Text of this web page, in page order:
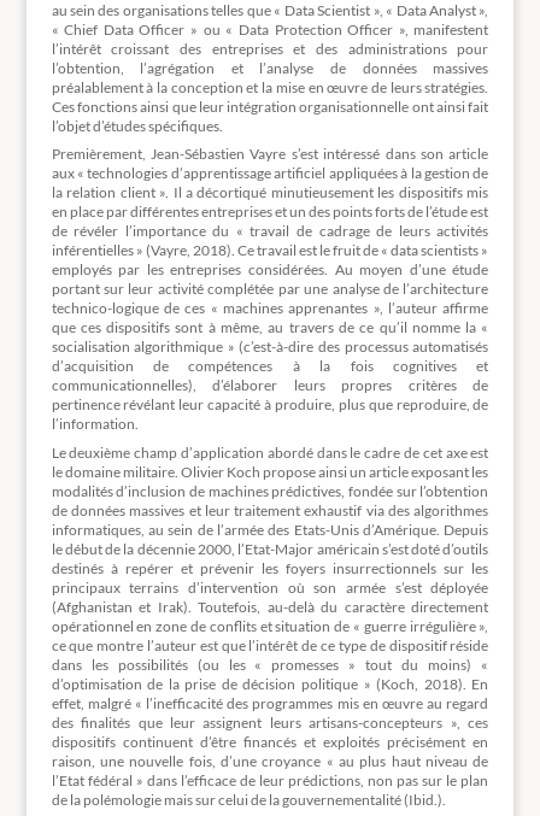
au sein des organisations telles que « Data Scientist », « Data Analyst »,
« Chief Data Officer » ou « Data Protection Officer », manifestent
l’intérêt croissant des entreprises et des administrations pour
l’obtention, l’agrégation et l’analyse de données massives
préalablement à la conception et la mise en œuvre de leurs stratégies.
Ces fonctions ainsi que leur intégration organisationnelle ont ainsi fait
l’objet d’études spécifiques.
Premièrement, Jean-Sébastien Vayre s’est intéressé dans son article
aux « technologies d’apprentissage artificiel appliquées à la gestion de
la relation client ». Il a décortiqué minutieusement les dispositifs mis
en place par différentes entreprises et un des points forts de l’étude est
de révéler l’importance du « travail de cadrage de leurs activités
inférentielles » (Vayre, 2018). Ce travail est le fruit de « data scientists »
employés par les entreprises considérées. Au moyen d’une étude
portant sur leur activité complétée par une analyse de l’architecture
technico-logique de ces « machines apprenantes », l’auteur affirme
que ces dispositifs sont à même, au travers de ce qu’il nomme la «
socialisation algorithmique » (c’est-à-dire des processus automatisés
d’acquisition de compétences à la fois cognitives et
communicationnelles), d’élaborer leurs propres critères de
pertinence révélant leur capacité à produire, plus que reproduire, de
l’information.
Le deuxième champ d’application abordé dans le cadre de cet axe est
le domaine militaire. Olivier Koch propose ainsi un article exposant les
modalités d’inclusion de machines prédictives, fondée sur l’obtention
de données massives et leur traitement exhaustif via des algorithmes
informatiques, au sein de l’armée des Etats-Unis d’Amérique. Depuis
le début de la décennie 2000, l’Etat-Major américain s’est doté d’outils
destinés à repérer et prévenir les foyers insurrectionnels sur les
principaux terrains d’intervention où son armée s’est déployée
(Afghanistan et Irak). Toutefois, au-delà du caractère directement
opérationnel en zone de conflits et situation de « guerre irrégulière »,
ce que montre l’auteur est que l’intérêt de ce type de dispositif réside
dans les possibilités (ou les « promesses » tout du moins) «
d’optimisation de la prise de décision politique » (Koch, 2018). En
effet, malgré « l’inefficacité des programmes mis en œuvre au regard
des finalités que leur assignent leurs artisans-concepteurs », ces
dispositifs continuent d’être financés et exploités précisément en
raison, une nouvelle fois, d’une croyance « au plus haut niveau de
l’Etat fédéral » dans l’efficace de leur prédictions, non pas sur le plan
de la polémologie mais sur celui de la gouvernementalité (Ibid.).